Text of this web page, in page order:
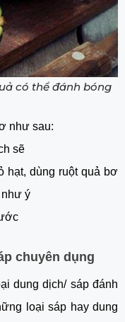
có thể đánh bóng
như sau:
sẽ
hạt, dùng ruột quả bơ
như ý
chuyên dụng
dung dịch/ sáp đánh
loại sáp hay dung